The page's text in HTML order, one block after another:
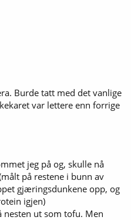
Burde tatt med det vanlige
var lettere enn forrige
jeg på og, skulle nå
på restene i bunn av
gjæringsdunkene opp, og
igjen)
nesten ut som tofu. Men